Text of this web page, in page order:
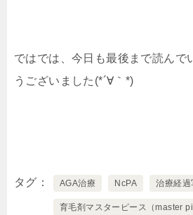
ではでは、今日も最後まで読んで
うございました(*´∀｀*)
タグ AGA治療 NcPA 治療経過
育毛剤マスターピース（master